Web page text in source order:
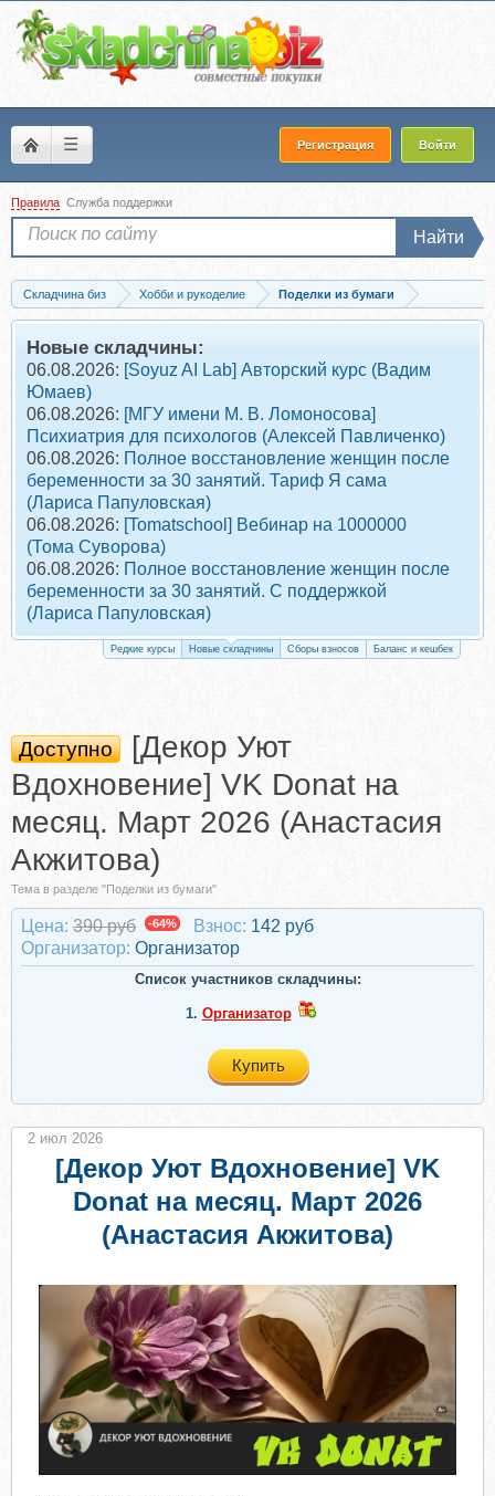
☰ Регистрация Войти
Правила Служба поддержки
Найти
Складчина биз Хобби и рукоделие
Поделки из бумаги
Скачать [Декор Уют Вдохновение] VK Donat на месяц. Март 2026 (Анастасия...
Новые складчины:
06.08.2026: [Soyuz AI Lab] Авторский курс (Вадим
Юмаев)
06.08.2026: [МГУ имени М. В. Ломоносова]
Психиатрия для психологов (Алексей Павличенко)
06.08.2026: Полное восстановление женщин после
беременности за 30 занятий. Тариф Я сама
(Лариса Папуловская)
06.08.2026: [Tomatschool] Вебинар на 1000000
(Тома Суворова)
06.08.2026: Полное восстановление женщин после
беременности за 30 занятий. С поддержкой
(Лариса Папуловская)
Редкие курсы Новые складчины Сборы взносов Баланс и кешбек
Доступно
[Декор Уют
Вдохновение] VK Donat на
месяц. Март 2026 (Анастасия
Акжитова)
Тема в разделе "Поделки из бумаги"
Цена: 390 руб -64% Взнос: 142 руб
Организатор: Организатор
Список участников складчины:
1. Организатор
Купить
[Декор Уют Вдохновение] VK
Donat на месяц. Март 2026
(Анастасия Акжитова)
2 июл 2026